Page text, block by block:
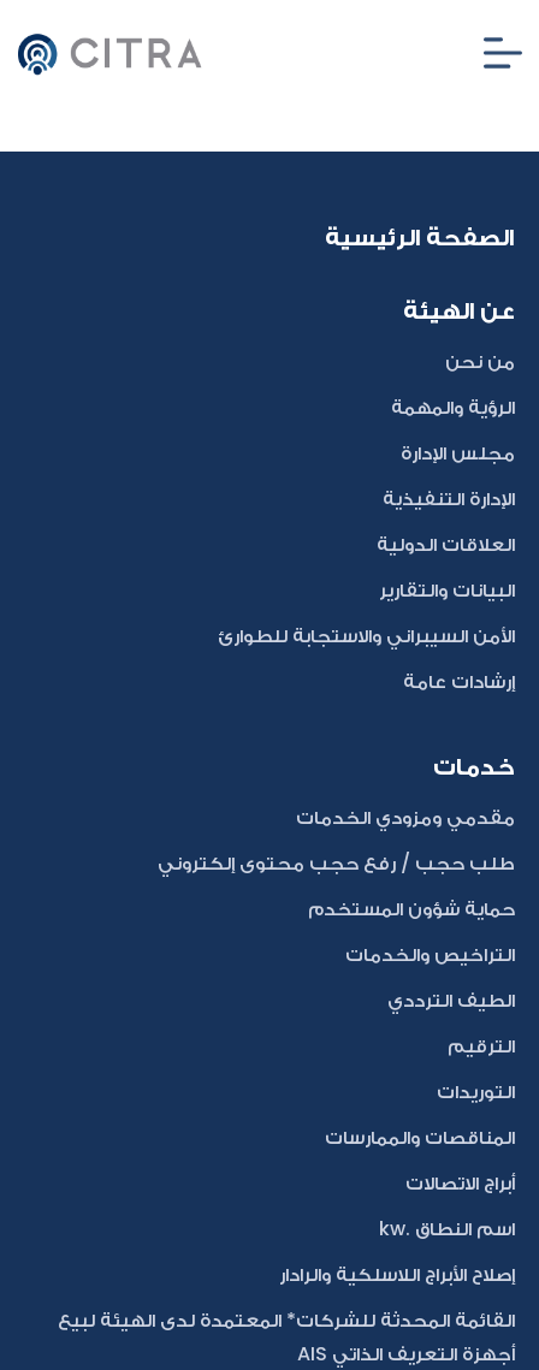
الصفحة الرئيسية
عن الهيئة
من نحن
الرؤية والمهمة
مجلس الإدارة
الإدارة التنفيذية
العلاقات الدولية
البيانات والتقارير
الأمن السيبراني والاستجابة للطوارئ
إرشادات عامة
خدمات
مقدمي ومزودي الخدمات
طلب حجب / رفع حجب محتوى إلكتروني
حماية شؤون المستخدم
التراخيص والخدمات
الطيف الترددي
الترقيم
التوريدات
المناقصات والممارسات
أبراج الاتصالات
اسم النطاق .kw
إصلاح الأبراج اللاسلكية والرادار
القائمة المحدثة للشركات* المعتمدة لدى الهيئة لبيع
أجهزة التعريف الذاتي AIS